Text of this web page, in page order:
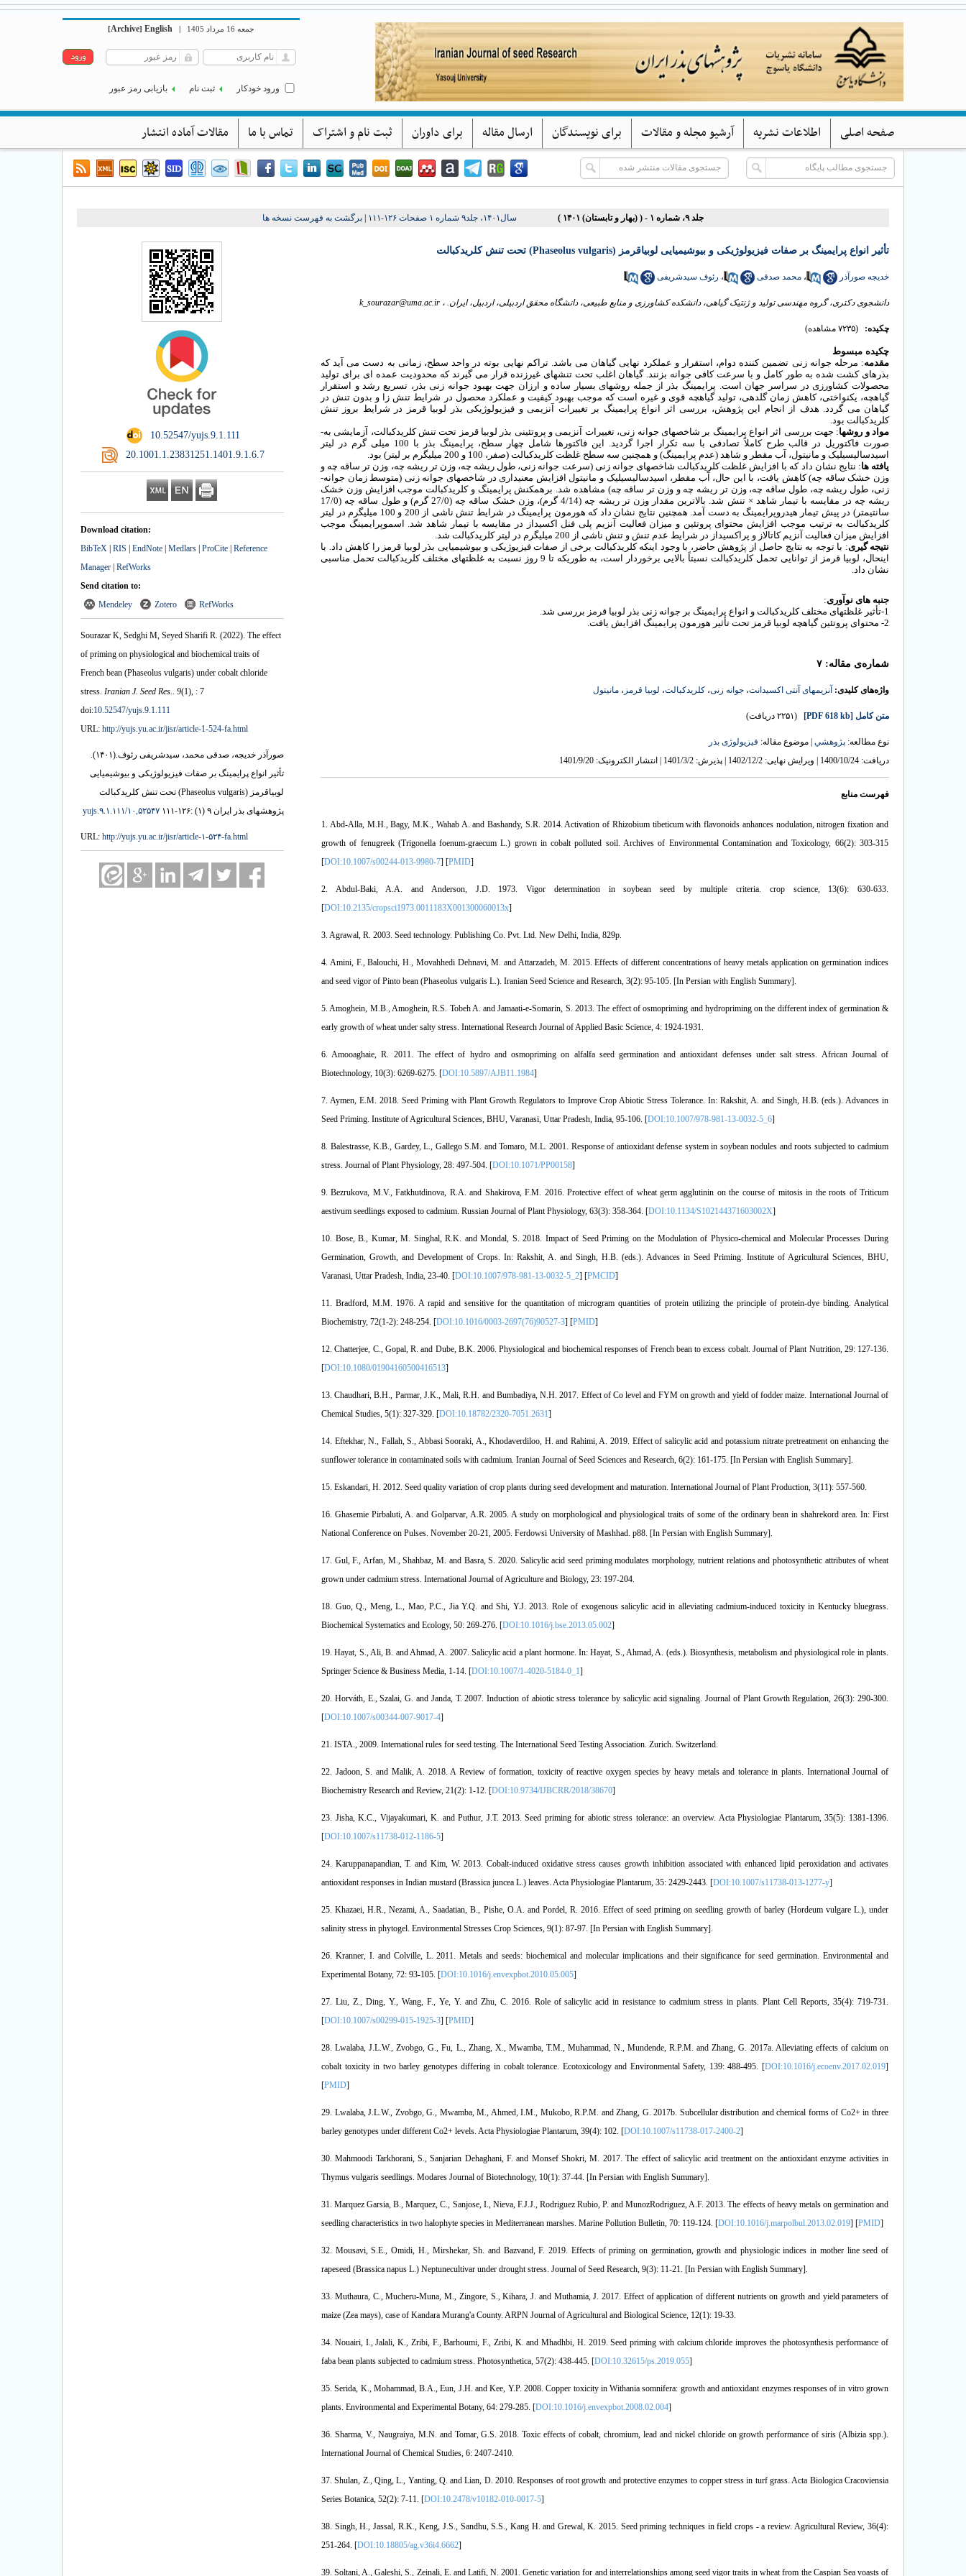
پژوهشهای بذر ایران
دانشگاه یاسوج
جمعه 16 مرداد 1405 |
English
[Archive]
ورود خودکار ثبت نام بازیابی رمز عبور
صفحه اصلی اطلاعات نشریه آرشیو مجله و مقالات برای نویسندگان ارسال مقاله برای داوران ثبت نام و اشتراک تماس با ما مقالات آماده انتشار
جلد ۹، شماره ۱ - ( (بهار و تابستان) ۱۴۰۱ ) سال۱۴۰۱، جلد۹ شماره ۱ صفحات ۱۲۶-۱۱۱ برگشت به فهرست نسخه ها
‎ 10.52547/yujs.9.1.111
‎ 20.1001.1.23831251.1401.9.1.6.7
Download citation:
BibTeX | RIS | EndNote | Medlars | ProCite | Reference
Manager | RefWorks
Send citation to:
Mendeley
Zotero RefWorks
Sourazar K, Sedghi M, Seyed Sharifi R. (2022). The effect
of priming on physiological and biochemical traits of
French bean (Phaseolus vulgaris) under cobalt chloride
stress. Iranian J. Seed Res. 9(1) , : 7
doi:10.52547/yujs.9.1.111
URL: http://yujs.yu.ac.ir/jisr/article-1-524-fa.html
صورآذر خدیجه، صدقی محمد، سیدشریفی رئوف.(۱۴۰۱).
تأثیر انواع پرایمینگ بر صفات فیزیولوژیکی و بیوشیمیایی
لوبیاقرمز (Phaseolus vulgaris) تحت تنش کلریدکبالت
پژوهشهای بذر ایران ۹ (۱) :۱۲۶-۱۱۱
۱۰,۵۲۵۴۷/yujs.۹.۱.۱۱۱
URL: http://yujs.yu.ac.ir/jisr/article-۱-۵۲۴-fa.html
تأثیر انواع پرایمینگ بر صفات فیزیولوژیکی و بیوشیمیایی لوبیاقرمز (Phaseolus vulgaris) تحت تنش کلریدکبالت
خدیجه صورآذر ، محمد صدقی ، رئوف سیدشریفی
دانشجوی دکتری، گروه مهندسی تولید و ژنتیک گیاهی، دانشکده کشاورزی و منابع طبیعی، دانشگاه محقق اردبیلی، اردبیل، ایران. ، k_sourazar@uma.ac.ir
چکیده: (۷۲۳۵ مشاهده)
چکیده مبسوط
مقدمه: مرحله جوانه ­زنی تضمین­ کننده دوام، استقرار و عملکرد نهایی گیاهان می­ باشد. تراکم نهایی بوته در واحد سطح، زمانی به­ دست می ­آید که
بذرهای کشت شده به­ طور کامل و با سرعت کافی جوانه بزنند. گیاهان اغلب تحت تنش­های غیرزنده قرار می­ گیرند که محدودیت عمده ­ای برای تولید
محصولات کشاورزی در سراسر جهان است. پرایمینگ بذر از جمله روش­های بسیار ساده و ارزان جهت بهبود جوانه­ زنی بذر، تسریع رشد و استقرار
گیاهچه، یکنواختی، کاهش زمان گلدهی، تولید گیاهچه قوی و غیره است که موجب بهبود کیفیت و عملکرد محصول در شرایط تنش­ زا و بدون تنش در
گیاهان می­ گردد. هدف از انجام این پژوهش، بررسی اثر انواع پرایمینگ بر تغییرات آنزیمی و فیزیولوژیکی بذر لوبیا قرمز در شرایط بروز تنش
کلریدکبالت بود.
مواد و روش­ها: جهت بررسی اثر انواع پرایمینگ بر شاخص­های جوانه زنی، تغییرات آنزیمی و پروتئینی بذر لوبیا قرمز تحت تنش کلریدکبالت، آزمایشی به­
صورت فاکتوریل در قالب طرح کاملاً تصادفی با سه تکرار اجرا گردید. این فاکتورها شامل چهار سطح، پرایمینگ بذر با 100 میلی­ گرم در لیتر
اسیدسالیسیلیک و مانیتول، آب مقطر و شاهد (عدم پرایمینگ) و همچنین سه سطح غلظت کلریدکبالت (صفر، 100 و 200 میلی­گرم بر لیتر) بود.
یافته­ ها: نتایج نشان داد که با افزایش غلظت کلریدکبالت شاخص­های جوانه ­زنی (سرعت جوانه ­زنی، طول ریشه­ چه، وزن تر ریشه­ چه، وزن تر ساقه­ چه و
وزن خشک ساقه­ چه) کاهش یافت، با این­ حال، آب مقطر، اسیدسالیسیلیک و مانیتول افزایش معنی­داری در شاخص­های جوانه­ زنی (متوسط زمان جوانه­
زنی، طول ریشه­ چه، طول ساقه­ چه، وزن تر ریشه­ چه و وزن تر ساقه­ چه) مشاهده شد. برهم­کنش پرایمینگ و کلریدکبالت موجب افزایش وزن خشک
ریشه­ چه در مقایسه با تیمار شاهد × تنش شد. بالاترین مقدار وزن تر ریشه­ چه (4/14 گرم)، وزن خشک ساقه­ چه (27/0 گرم) و طول ساقه­ چه (
17/0
سانتی­متر) در پیش­ تیمار هیدروپرایمینگ به­ دست آمد. همچنین نتایج نشان داد که هورمون ­پرایمینگ در شرایط تنش ناشی از 200 و 100 میلی­گرم در لیتر
کلریدکبالت به ­ترتیب موجب افزایش محتوای پروتئین و میزان فعالیت آنزیم­ پلی­ فنل­ اکسیداز در مقایسه با تیمار شاهد شد. اسموپرایمینگ موجب
افزایش میزان فعالیت آنزیم­ کاتالاز و پراکسیداز در شرایط عدم تنش و تنش ناشی از 200 میلی­گرم در لیتر کلریدکبالت شد.
نتیجه ­گیری: با توجه به نتایج حاصل از پژوهش حاضر، با وجود اینکه کلریدکبالت برخی از صفات فیزیوژیکی و بیوشیمیایی بذر لوبیا قرمز را کاهش داد. با
این­حال، لوبیا قرمز از توانایی تحمل کلریدکبالت نسبتاً بالایی برخوردار است، به­ طوری­که تا 9 روز نسبت به غلظت­های مختلف کلریدکبالت تحمل مناسبی
نشان داد.
جنبه ­های نوآوری:
1-تأثیر غلظت­های مختلف کلریدکبالت و انواع پرایمینگ بر جوانه­ زنی بذر لوبیا قرمز بررسی شد.
2- محتوای پروتئین گیاهچه لوبیا قرمز تحت تأثیر هورمون ­پرایمینگ افزایش یافت.
شماره‌ی مقاله: ۷
واژه‌های کلیدی: آنزیم­های آنتی­ اکسیدانت، جوانه ­زنی، کلریدکبالت، لوبیا قرمز ، مانیتول
متن کامل [PDF 618 kb] (۲۲۵۱ دریافت)
نوع مطالعه: پژوهشي | موضوع مقاله: فیزیولوژی بذر
دریافت: 1400/10/24 | ویرایش نهایی: 1402/12/2 | پذیرش: 1401/3/2 | انتشار الکترونیک: 1401/9/20
فهرست منابع
1. Abd-Alla, M.H., Bagy, M.K., Wahab A. and Bashandy, S.R. 2014. Activation of Rhizobium tibeticum with flavonoids anhances nodulation, nitrogen fixation and
growth of fenugreek (Trigonella foenum-graecum L.) grown in cobalt polluted soil. Archives of Environmental Contamination and Toxicology, 66(2): 303-315
[DOI:10.1007/s00244-013-9980-7] [PMID]
2. Abdul-Baki, A.A. and Anderson, J.D. 1973. Vigor determination in soybean seed by multiple criteria‍. crop science, 13(6): 630-633.
[DOI:10.2135/cropsci1973.0011183X001300060013x]
3. Agrawal, R. 2003. Seed technology. Publishing Co. Pvt. Ltd. New Delhi, India, 829p.
4. Amini, F., Balouchi, H., Movahhedi Dehnavi, M. and Attarzadeh, M. 2015. Effects of different concentrations of heavy metals application on germination indices
and seed vigor of Pinto bean (Phaseolus vulgaris L.). Iranian Seed Science and Research, 3(2): 95-105. [In Persian with English Summary].
5. Amoghein, M.B., Amoghein, R.S. Tobeh A. and Jamaati-e-Somarin, S. 2013. The effect of osmopriming and hydropriming on the different index of germination &
early growth of wheat under salty stress. International Research Journal of Applied Basic Science, 4: 1924-1931.
6. Amooaghaie, R. 2011. The effect of hydro and osmopriming on alfalfa seed germination and antioxidant defenses under salt stress. African Journal of
Biotechnology, 10(3): 6269-6275. [DOI:10.5897/AJB11.1984]
7. Aymen, E.M. 2018. Seed Priming with Plant Growth Regulators to Improve Crop Abiotic Stress Tolerance. In: Rakshit, A. and Singh, H.B. (eds.). Advances in
Seed Priming. Institute of Agricultural Sciences, BHU, Varanasi, Uttar Pradesh, India, 95-106. [DOI:10.1007/978-981-13-0032-5_6]
8. Balestrasse, K.B., Gardey, L., Gallego S.M. and Tomaro, M.L. 2001. Response of antioxidant defense system in soybean nodules and roots subjected to cadmium
stress. Journal of Plant Physiology, 28: 497-504. [DOI:10.1071/PP00158]
9. Bezrukova, M.V., Fatkhutdinova, R.A. and Shakirova, F.M. 2016. Protective effect of wheat germ agglutinin on the course of mitosis in the roots of Triticum
aestivum seedlings exposed to cadmium. Russian Journal of Plant Physiology, 63(3): 358-364. [DOI:10.1134/S102144371603002X]
10. Bose, B., Kumar, M. Singhal, R.K. and Mondal, S. 2018. Impact of Seed Priming on the Modulation of Physico-chemical and Molecular Processes During
Germination, Growth, and Development of Crops. In: Rakshit, A. and Singh, H.B. (eds.). Advances in Seed Priming. Institute of Agricultural Sciences, BHU,
Varanasi, Uttar Pradesh, India, 23-40. [DOI:10.1007/978-981-13-0032-5_2] [PMCID]
11. Bradford, M.M. 1976. A rapid and sensitive for the quantitation of microgram quantities of protein utilizing the principle of protein-dye binding. Analytical
Biochemistry, 72(1-2): 248-254. [DOI:10.1016/0003-2697(76)90527-3] [PMID]
12. Chatterjee, C., Gopal, R. and Dube, B.K. 2006. Physiological and biochemical responses of French bean to excess cobalt. Journal of Plant Nutrition, 29: 127-136.
[DOI:10.1080/01904160500416513]
13. Chaudhari, B.H., Parmar, J.K., Mali, R.H. and Bumbadiya, N.H. 2017. Effect of Co level and FYM on growth and yield of fodder maize. International Journal of
Chemical Studies, 5(1): 327-329. [DOI:10.18782/2320-7051.2631]
14. Eftekhar, N., Fallah, S., Abbasi Sooraki, A., Khodaverdiloo, H. and Rahimi, A. 2019. Effect of salicylic acid and potassium nitrate pretreatment on enhancing the
sunflower tolerance in contaminated soils with cadmium. Iranian Journal of Seed Sciences and Research, 6(2): 161-175. [In Persian with English Summary].
15. Eskandari, H. 2012. Seed quality variation of crop plants during seed development and maturation. International Journal of Plant Production, 3(11): 557-560.
16. Ghasemie Pirbaluti, A. and Golparvar, A.R. 2005. A study on morphological and physiological traits of some of the ordinary bean in shahrekord area. In: First
National Conference on Pulses. November 20-21, 2005. Ferdowsi University of Mashhad. p88. [In Persian with English Summary].
17. Gul, F., Arfan, M., Shahbaz, M. and Basra, S. 2020. Salicylic acid seed priming modulates morphology, nutrient relations and photosynthetic attributes of wheat
grown under cadmium stress. International Journal of Agriculture and Biology, 23: 197-204.
18. Guo, Q., Meng, L., Mao, P.C., Jia Y.Q. and Shi, Y.J. 2013. Role of exogenous salicylic acid in alleviating cadmium-induced toxicity in Kentucky bluegrass.
Biochemical Systematics and Ecology, 50: 269-276. [DOI:10.1016/j.bse.2013.05.002]
19. Hayat, S., Ali, B. and Ahmad, A. 2007. Salicylic acid a plant hormone. In: Hayat, S., Ahmad, A. (eds.). Biosynthesis, metabolism and physiological role in plants.
Springer Science & Business Media, 1-14. [DOI:10.1007/1-4020-5184-0_1]
20. Horváth, E., Szalai, G. and Janda, T. 2007. Induction of abiotic stress tolerance by salicylic acid signaling. Journal of Plant Growth Regulation, 26(3): 290-300.
[DOI:10.1007/s00344-007-9017-4]
21. ISTA., 2009. International rules for seed testing. The International Seed Testing Association. Zurich. Switzerland.
22. Jadoon, S. and Malik, A. 2018. A Review of formation, toxicity of reactive oxygen species by heavy metals and tolerance in plants. International Journal of
Biochemistry Research and Review, 21(2): 1-12. [DOI:10.9734/IJBCRR/2018/38670]
23. Jisha, K.C., Vijayakumari, K. and Puthur, J.T. 2013. Seed priming for abiotic stress tolerance: an overview. Acta Physiologiae Plantarum, 35(5): 1381-1396.
[DOI:10.1007/s11738-012-1186-5]
24. Karuppanapandian, T. and Kim, W. 2013. Cobalt-induced oxidative stress causes growth inhibition associated with enhanced lipid peroxidation and activates
antioxidant responses in Indian mustard (Brassica juncea L.) leaves. Acta Physiologiae Plantarum, 35: 2429-2443. [DOI:10.1007/s11738-013-1277-y]
25. Khazaei, H.R., Nezami, A., Saadatian, B., Pishe, O.A. and Pordel, R. 2016. Effect of seed priming on seedling growth of barley (Hordeum vulgare L.), under
salinity stress in phytogel. Environmental Stresses Crop Sciences, 9(1): 87-97. [In Persian with English Summary].
26. Kranner, I. and Colville, L. 2011. Metals and seeds: biochemical and molecular implications and their significance for seed germination. Environmental and
Experimental Botany, 72: 93-105. [DOI:10.1016/j.envexpbot.2010.05.005]
27. Liu, Z., Ding, Y., Wang, F., Ye, Y. and Zhu, C. 2016. Role of salicylic acid in resistance to cadmium stress in plants. Plant Cell Reports, 35(4): 719-731.
[DOI:10.1007/s00299-015-1925-3] [PMID]
28. Lwalaba, J.L.W., Zvobgo, G., Fu, L., Zhang, X., Mwamba, T.M., Muhammad, N., Mundende, R.P.M. and Zhang, G. 2017a. Alleviating effects of calcium on
cobalt toxicity in two barley genotypes differing in cobalt tolerance. Ecotoxicology and Environmental Safety, 139: 488-495. [DOI:10.1016/j.ecoenv.2017.02.019]
[PMID]
29. Lwalaba, J.L.W., Zvobgo, G., Mwamba, M., Ahmed, I.M., Mukobo, R.P.M. and Zhang, G. 2017b. Subcellular distribution and chemical forms of Co2+ in three
barley genotypes under different Co2+ levels. Acta Physiologiae Plantarum, 39(4): 102. [DOI:10.1007/s11738-017-2400-2]
30. Mahmoodi Tarkhorani, S., Sanjarian Dehaghani, F. and Monsef Shokri, M. 2017. The effect of salicylic acid treatment on the antioxidant enzyme activities in
Thymus vulgaris seedlings. Modares Journal of Biotechnology, 10(1): 37-44. [In Persian with English Summary].
31. Marquez Garsia, B., Marquez, C., Sanjose, I., Nieva, F.J.J., Rodriguez Rubio, P. and MunozRodriguez, A.F. 2013. The effects of heavy metals on germination and
seedling characteristics in two halophyte species in Mediterranean marshes. Marine Pollution Bulletin, 70: 119-124. [DOI:10.1016/j.marpolbul.2013.02.019] [PMID]
32. Mousavi, S.E., Omidi, H., Mirshekar, Sh. and Bazvand, F. 2019. Effects of priming on germination, growth and physiologic indices in mother line seed of
rapeseed (Brassica napus L.) Neptunecultivar under drought stress. Journal of Seed Research, 9(3): 11-21. [In Persian with English Summary].
33. Muthaura, C., Mucheru-Muna, M., Zingore, S., Kihara, J. and Muthamia, J. 2017. Effect of application of different nutrients on growth and yield parameters of
maize (Zea mays), case of Kandara Murang'a County. ARPN Journal of Agricultural and Biological Science, 12(1): 19-33.
34. Nouairi, I., Jalali, K., Zribi, F., Barhoumi, F., Zribi, K. and Mhadhbi, H. 2019. Seed priming with calcium chloride improves the photosynthesis performance of
faba bean plants subjected to cadmium stress. Photosynthetica, 57(2): 438-445. [DOI:10.32615/ps.2019.055]
35. Serida, K., Mohammad, B.A., Eun, J.H. and Kee, Y.P. 2008. Copper toxicity in Withania somnifera: growth and antioxidant enzymes responses of in vitro grown
plants. Environmental and Experimental Botany, 64: 279-285. [DOI:10.1016/j.envexpbot.2008.02.004]
36. Sharma, V., Naugraiya, M.N. and Tomar, G.S. 2018. Toxic effects of cobalt, chromium, lead and nickel chloride on growth performance of siris (Albizia spp.).
International Journal of Chemical Studies, 6: 2407-2410.
37. Shulan, Z., Qing, L., Yanting, Q. and Lian, D. 2010. Responses of root growth and protective enzymes to copper stress in turf grass. Acta Biologica Cracoviensia
Series Botanica, 52(2): 7-11. [DOI:10.2478/v10182-010-0017-5]
38. Singh, H., Jassal, R.K., Keng, J.S., Sandhu, S.S., Kang H. and Grewal, K. 2015. Seed priming techniques in field crops - a review. Agricultural Review, 36(4):
251-264. [DOI:10.18805/ag.v36i4.6662]
39. Soltani, A., Galeshi, S., Zeinali, E. and Latifi, N. 2001. Genetic variation for and interrelationships among seed vigor traits in wheat from the Caspian Sea voasts of